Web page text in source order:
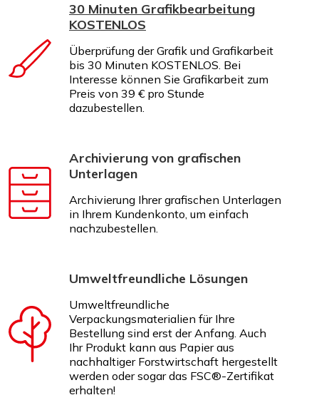
30 Minuten Grafikbearbeitung
KOSTENLOS
Überprüfung der Grafik und Grafikarbeit
bis 30 Minuten KOSTENLOS. Bei
Interesse können Sie Grafikarbeit zum
Preis von 39 € pro Stunde
dazubestellen.
Archivierung von grafischen
Unterlagen
Archivierung Ihrer grafischen Unterlagen
in Ihrem Kundenkonto, um einfach
nachzubestellen.
Umweltfreundliche Lösungen
Umweltfreundliche
Verpackungsmaterialien für Ihre
Bestellung sind erst der Anfang. Auch
Ihr Produkt kann aus Papier aus
nachhaltiger Forstwirtschaft hergestellt
werden oder sogar das FSC®-Zertifikat
erhalten!